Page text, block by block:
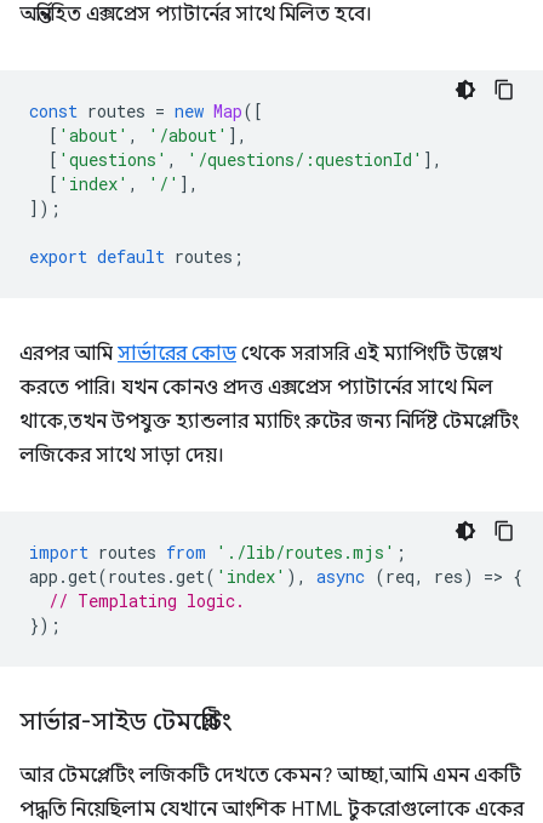
অন্তর্নিহিত এক্সপ্রেস প্যাটার্নের সাথে মিলিত হবে।
const routes = new Map([
[ 'about' , '/about' ],
[ 'questions' , '/questions/:questionId' ],
[ 'index' , '/' ],
]);
export default routes ;
এরপর আমি সার্ভারের কোডথেকে সরাসরি এই ম্যাপিংটি উল্লেখ
করতে পারি। যখন কোনও প্রদত্ত এক্সপ্রেস প্যাটার্নের সাথে মিল
থাকে, তখন উপযুক্ত হ্যান্ডলার ম্যাচিং রুটের জন্য নির্দিষ্ট টেমপ্লেটিং
লজিকের সাথে সাড়া দেয়।
import routes from './lib/routes.mjs' ;
app .get(routes .get( 'index' ), async (req, res) => {
// Templating logic.
});
সার্ভার-সাইড টেমপ্লেটিং
আর টেমপ্লেটিং লজিকটি দেখতে কেমন? আচ্ছা, আমি এমন একটি
পদ্ধতি নিয়েছিলাম যেখানে আংশিক HTML টুকরোগুলোকে একের